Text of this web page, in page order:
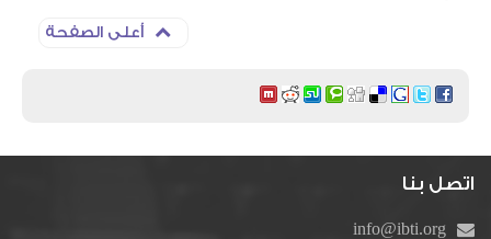
أعلى الصفحة
اتصل بنا
info@ibti.org